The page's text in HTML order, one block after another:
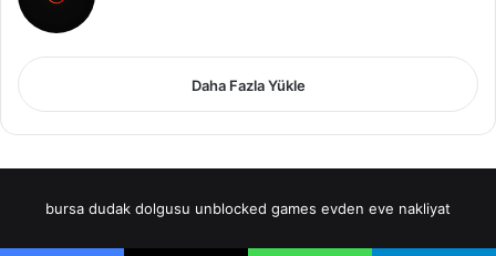
Daha Fazla Yükle
bursa dudak dolgusu unblocked games evden eve nakliyat